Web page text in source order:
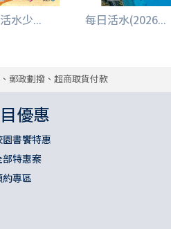
水少... 每日活水(2026...
郵政劃撥、超商取貨付款
優惠
園書饗特惠
部特惠案
約專區